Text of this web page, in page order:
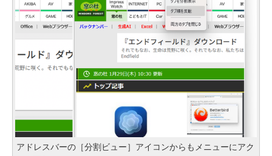
アドレスバーの［分割ビュー］アイコンからもメニューにアク